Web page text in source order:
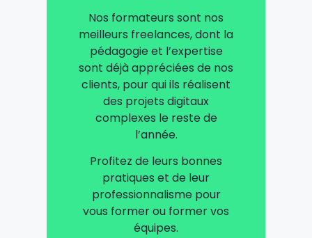
Nos formateurs sont nos
meilleurs freelances, dont la
pédagogie et l’expertise
sont déjà appréciées de nos
clients, pour qui ils réalisent
des projets digitaux
complexes le reste de
l’année.
Profitez de leurs bonnes
pratiques et de leur
professionnalisme pour
vous former ou former vos
équipes.